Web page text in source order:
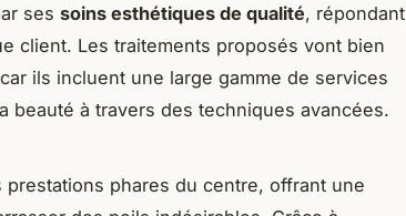
ses soins esthétiques de qualité, répondant
client. Les traitements proposés vont bien
ils incluent une large gamme de services
beauté à travers des techniques avancées.
phares du centre, offrant une